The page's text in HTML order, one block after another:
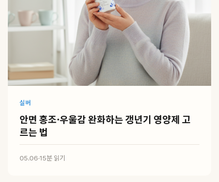
실버
안면 홍조·우울감 완화하는 갱년기 영양제 고
르는 법
05.06·15분 읽기